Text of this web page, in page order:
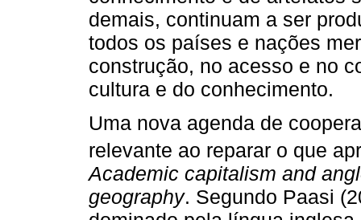
demais, continuam a ser
todos os países e nações
construção, no acesso e no
cultura e do conhecimento.
Uma nova agenda de
relevante ao reparar o que
Academic capitalism and
geography. Segundo Paasi